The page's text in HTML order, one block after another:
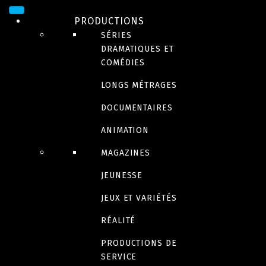
PRODUCTIONS
SÉRIES
DRAMATIQUES ET
COMÉDIES
LONGS MÉTRAGES
DOCUMENTAIRES
ANIMATION
MAGAZINES
JEUNESSE
JEUX ET VARIÉTÉS
RÉALITÉ
PRODUCTIONS DE
SERVICE
COMÉDIE